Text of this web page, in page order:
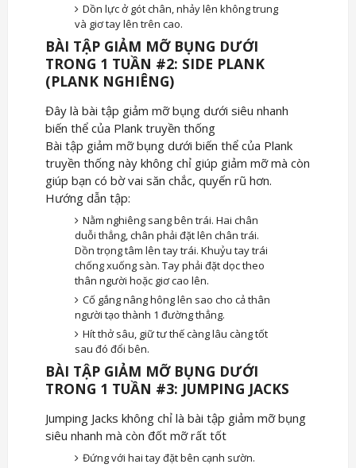
Dồn lực ở gót chân, nhảy lên không trung
và giơ tay lên trên cao.
BÀI TẬP GIẢM MỠ BỤNG DƯỚI
TRONG 1 TUẦN #2: SIDE PLANK
(PLANK NGHIÊNG)
Đây là bài tập giảm mỡ bụng dưới siêu nhanh
biến thể của Plank truyền thống
Bài tập giảm mỡ bụng dưới biến thể của Plank
truyền thống này không chỉ giúp giảm mỡ mà còn
giúp bạn có bờ vai săn chắc, quyến rũ hơn.
Hướng dẫn tập:
Nằm nghiêng sang bên trái. Hai chân
duỗi thẳng, chân phải đặt lên chân trái.
Dồn trọng tâm lên tay trái. Khuỷu tay trái
chống xuống sàn. Tay phải đặt dọc theo
thân người hoặc giơ cao lên.
Cố gắng nâng hông lên sao cho cả thân
người tạo thành 1 đường thẳng.
Hít thở sâu, giữ tư thế càng lâu càng tốt
sau đó đổi bên.
BÀI TẬP GIẢM MỠ BỤNG DƯỚI
TRONG 1 TUẦN #3: JUMPING JACKS
Jumping Jacks không chỉ là bài tập giảm mỡ bụng
siêu nhanh mà còn đốt mỡ rất tốt
Đứng với hai tay đặt bên cạnh sườn.